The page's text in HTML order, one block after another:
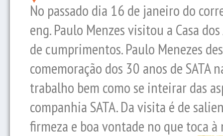
No passado dia 16 de janeiro do
eng. Paulo Menzes visitou a Casa
de cumprimentos. Paulo Menezes
comemoração dos 30 anos de SATA
trabalho bem como se inteirar das
companhia SATA. Da visita é de
firmeza e boa vontade no que toca